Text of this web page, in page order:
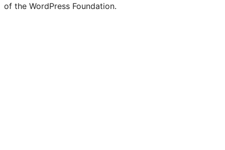
of the WordPress Foundation.